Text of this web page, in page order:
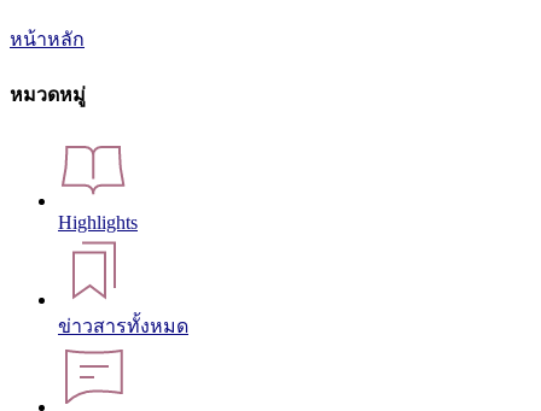
หน้าหลัก
หมวดหมู่
Highlights
ข่าวสารทั้งหมด